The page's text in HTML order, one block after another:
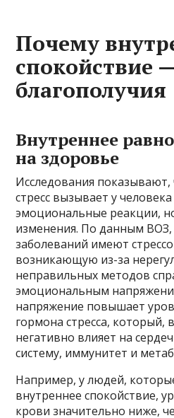
Почему
спокойствие
благополучия
Внутреннее
на здоровье
Исследования
стресс вызывает у
эмоциональные реакции,
изменения. По данным ВОЗ,
заболеваний имеют
возникающую из-за
неправильных методов
эмоциональным
напряжение повышает
гормона стресса, который,
негативно влияет на
систему, иммунитет и
Например, у людей,
внутреннее спокойствие,
крови значительно ниже,